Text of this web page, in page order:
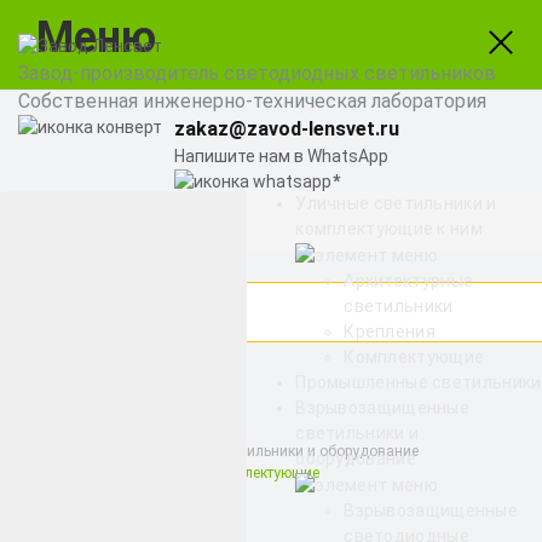
Меню
Завод-производитель светодиодных светильников
Собственная инженерно-техническая лаборатория
zakaz@zavod-lensvet.ru
Напишите нам в WhatsApp
Архитектурные
светильники
Крепления
оборудование
Взрывозащищенные светильники и оборудование
Взрывозащищенные комплектующие